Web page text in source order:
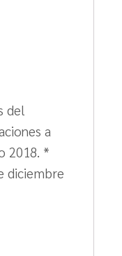
del
a
2018. *
diciembre